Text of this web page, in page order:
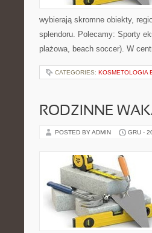
wybierają skromne obiekty,
splendoru. Polecamy: Sporty
plażowa, beach soccer). W
CATEGORIES: KOSMETOLOGIA
RODZINNE
POSTED BY ADMIN GRU -